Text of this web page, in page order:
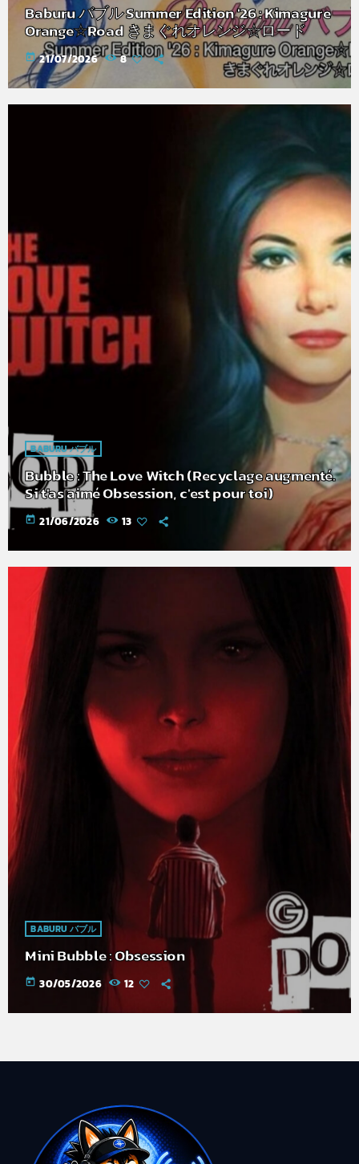
Baburu バブル Summer Edition '26 : Kimagure
Orange☆Road きまぐれオレンジ☆ロード
today 21/07/2026 8
BABURU バブル
Bubble : The Love Witch (Recyclage augmenté.
Si t'as aimé Obsession, c'est pour toi)
today 21/06/2026 13
BABURU バブル
Mini Bubble : Obsession
today 30/05/2026 12